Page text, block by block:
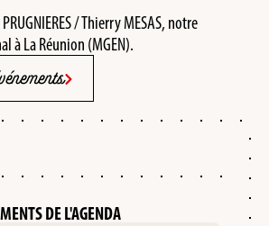
/ Thierry MESAS, notre
à La Réunion (MGEN).
DE L'AGENDA